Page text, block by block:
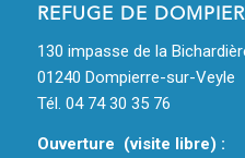
REFUGE DE
130 impasse de la
01240 Dompierre-sur-Veyle
Tél. 04 74 30 35 76
Ouverture (visite libre) :